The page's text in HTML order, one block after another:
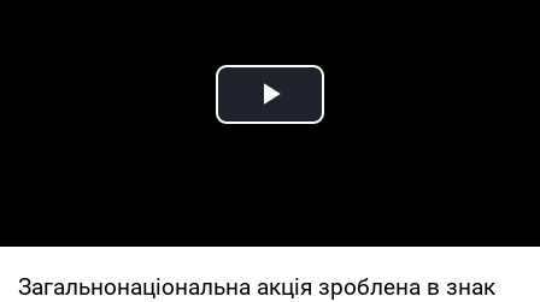
Play Video
Загальнонаціональна акція зроблена в знак